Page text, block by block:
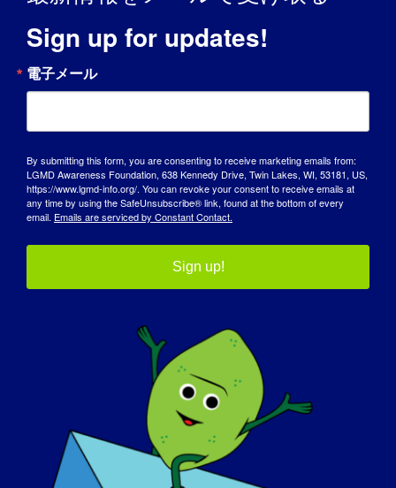
た。彼は、どんな状況でも、たとえ私たちが
ひどいと思う状況でも、より深く、いつも愛
することを教えてくれた。私たちは美しい家
庭を築き、それが私の最大の功績です。子供
たちが見て、そして願わくば生きていけるよ
示し続けられることを願っています。そうす
れば、この世界はもっと良い場所になるだろ
うは人は人を人として扱うのであって、障害
者として扱うのではない。
LGMDは今のあなたにどのような影響を与え
る方法を学びました。私は何年もの間、自分
自身を擁護し、医師たちに間違っていると言
わなければなりませんでした。誰がそんなこ
とを？この子よ！そのおかげで、私は今
他の人たち私は、そのような人たちを心
から擁護する。, あるいは、何らかの援助を必
要とする人たち。私は障害を持つことを贈り
物だと思っている。私は、今日の私の信念を
Sign up for updates!
電子メール
By submitting this form, you are consenting to receive marketing emails from:
LGMD Awareness Foundation, 638 Kennedy Drive, Twin Lakes, WI, 53181, US,
https://www.lgmd-info.org/. You can revoke your consent to receive emails at
any time by using the SafeUnsubscribe® link, found at the bottom of every
email. Emails are serviced by Constant Contact.
Sign up!